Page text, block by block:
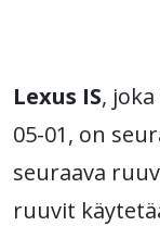
Lexus IS,
05-01, on
seuraava
ruuvit